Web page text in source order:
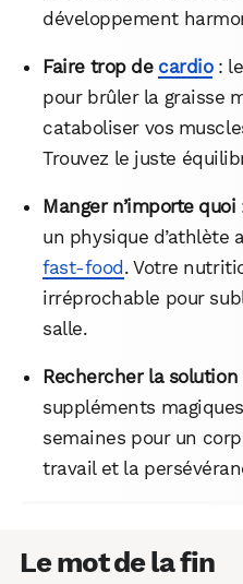
développement
Faire trop de cardio:
pour brûler la graisse
cataboliser vos
Trouvez le juste
Manger n’importe quoi
un physique d’athlète
fast-food. Votre
irréprochable pour
salle.
Rechercher la
suppléments
semaines pour un
travail et la
Le mot de la fin